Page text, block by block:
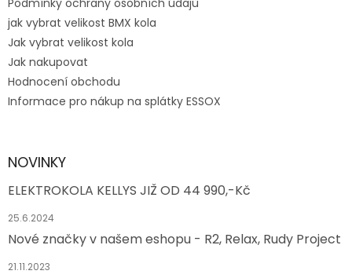
Podmínky ochrany osobních údajů
jak vybrat velikost BMX kola
Jak vybrat velikost kola
Jak nakupovat
Hodnocení obchodu
Informace pro nákup na splátky ESSOX
NOVINKY
ELEKTROKOLA KELLYS JIŽ OD 44 990,-Kč
25.6.2024
Nové značky v našem eshopu - R2, Relax, Rudy Project
21.11.2023